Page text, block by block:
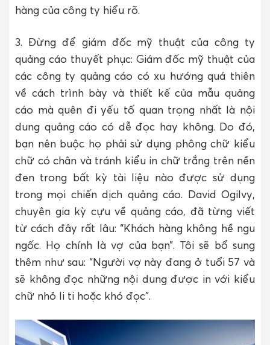
hàng của công ty hiểu rõ.
3. Đừng để giám đốc mỹ thuật của công ty
quảng cáo thuyết phục: Giám đốc mỹ thuật của
các công ty quảng cáo có xu hướng quá thiên
về cách trình bày và thiết kế của mẫu quảng
cáo mà quên đi yếu tố quan trọng nhất là nội
dung quảng cáo có dễ đọc hay không. Do đó,
bạn nên buộc họ phải sử dụng phông chữ kiểu
chữ có chân và tránh kiểu in chữ trắng trên nền
đen trong bất kỳ tài liệu nào được sử dụng
trong mọi chiến dịch quảng cáo. David Ogilvy,
chuyên gia kỳ cựu về quảng cáo, đã từng viết
từ cách đây rất lâu: “Khách hàng không hề ngu
ngốc. Họ chính là vợ của bạn”. Tôi sẽ bổ sung
thêm như sau: “Người vợ này đang ở tuổi 57 và
sẽ không đọc những nội dung được in với kiểu
chữ nhỏ li ti hoặc khó đọc”.